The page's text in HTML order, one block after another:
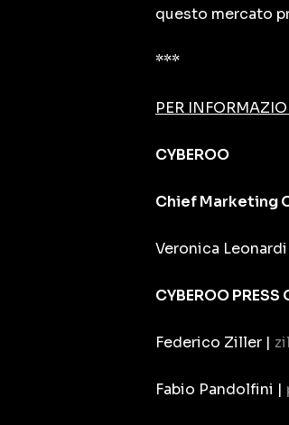
questo mercato
***
PER
CYBEROO
Chief Marketing
Veronica Leonardi
CYBEROO
Federico Ziller |
Fabio Pandolfini |